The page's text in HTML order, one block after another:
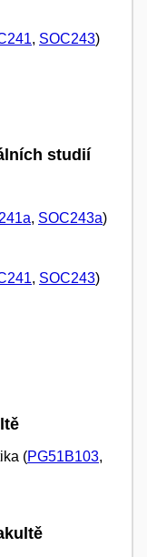
, SOC243)
studií
, SOC243a)
, SOC243)
(PG51B103,